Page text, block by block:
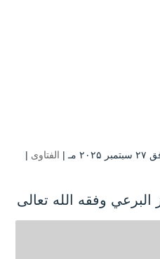
الفتاوى |
البرعي وفقه الله تعالى